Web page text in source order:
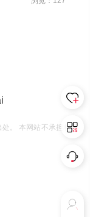
。 本网站不承担相应